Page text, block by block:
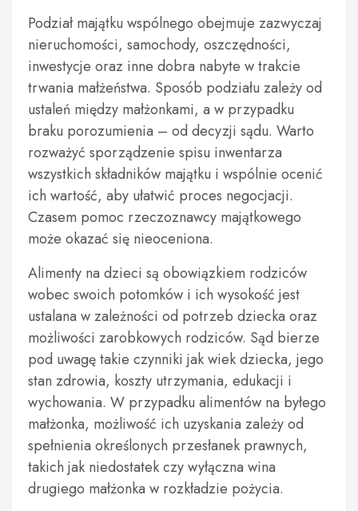
Podział majątku wspólnego obejmuje zazwyczaj
nieruchomości, samochody, oszczędności,
inwestycje oraz inne dobra nabyte w trakcie
trwania małżeństwa. Sposób podziału zależy od
ustaleń między małżonkami, a w przypadku
braku porozumienia – od decyzji sądu. Warto
rozważyć sporządzenie spisu inwentarza
wszystkich składników majątku i wspólnie ocenić
ich wartość, aby ułatwić proces negocjacji.
Czasem pomoc rzeczoznawcy majątkowego
może okazać się nieoceniona.
Alimenty na dzieci są obowiązkiem rodziców
wobec swoich potomków i ich wysokość jest
ustalana w zależności od potrzeb dziecka oraz
możliwości zarobkowych rodziców. Sąd bierze
pod uwagę takie czynniki jak wiek dziecka, jego
stan zdrowia, koszty utrzymania, edukacji i
wychowania. W przypadku alimentów na byłego
małżonka, możliwość ich uzyskania zależy od
spełnienia określonych przesłanek prawnych,
takich jak niedostatek czy wyłączna wina
drugiego małżonka w rozkładzie pożycia.